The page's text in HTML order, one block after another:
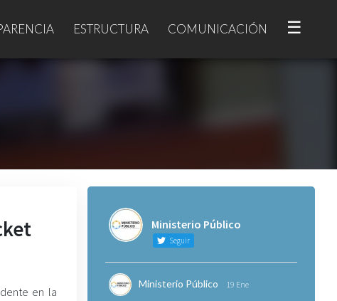
ESTRUCTURA COMUNICACIÓN ☰
en la
Ministerio Público
Seguir
Ministerio Público 19 Ene